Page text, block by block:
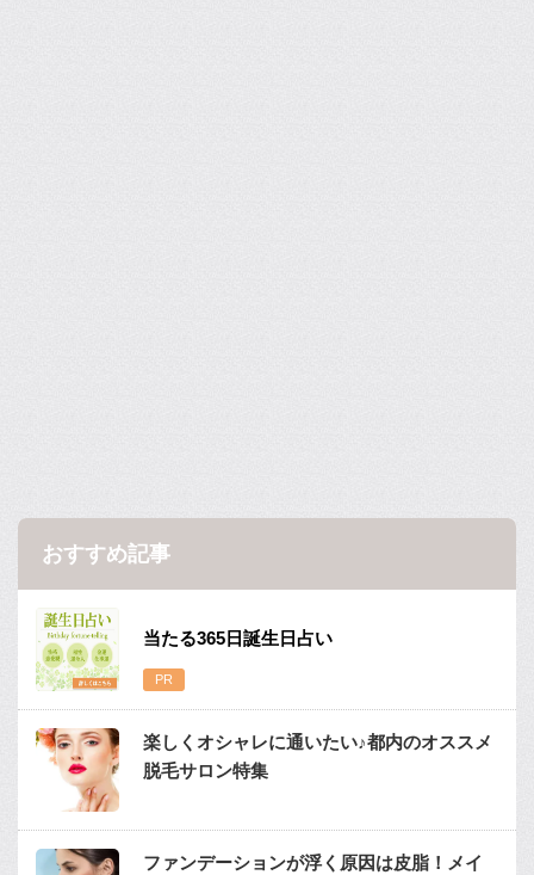
おすすめ記事
当たる365日誕生日占い
楽しくオシャレに通いたい♪都内のオススメ
脱毛サロン特集
ファンデーションが浮く原因は皮脂！メイ